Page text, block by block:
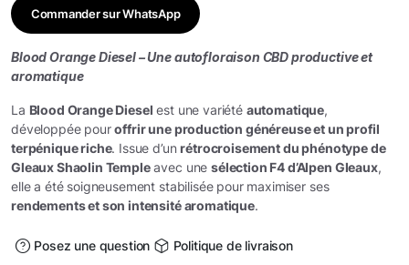
Commander sur WhatsApp
Blood Orange Diesel – Une autofloraison CBD productive et
aromatique
La Blood Orange Diesel est une variété automatique,
développée pouroffrir une production généreuse et un profil
terpénique riche. Issue d’unrétrocroisement du phénotype de
Gleaux Shaolin Templeavec unesélection F4 d’Alpen Gleaux,
elle a été soigneusement stabilisée pour maximiser ses
rendements et son intensité aromatique.
Posez une question
Politique de livraison